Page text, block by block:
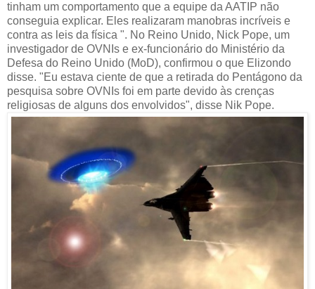
tinham um comportamento que a equipe da AATIP não
conseguia explicar. Eles realizaram manobras incríveis e
contra as leis da física ". No Reino Unido, Nick Pope, um
investigador de OVNIs e ex-funcionário do Ministério da
Defesa do Reino Unido (MoD), confirmou o que Elizondo
disse. "Eu estava ciente de que a retirada do Pentágono da
pesquisa sobre OVNIs foi em parte devido às crenças
religiosas de alguns dos envolvidos", disse Nik Pope.